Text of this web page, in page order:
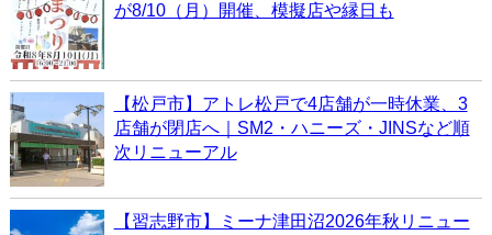
が8/10（月）開催、模擬店や縁日も
【松戸市】アトレ松戸で4店舗が一時休業、3
店舗が閉店へ｜SM2・ハニーズ・JINSなど順
次リニューアル
【習志野市】ミーナ津田沼2026年秋リニュー